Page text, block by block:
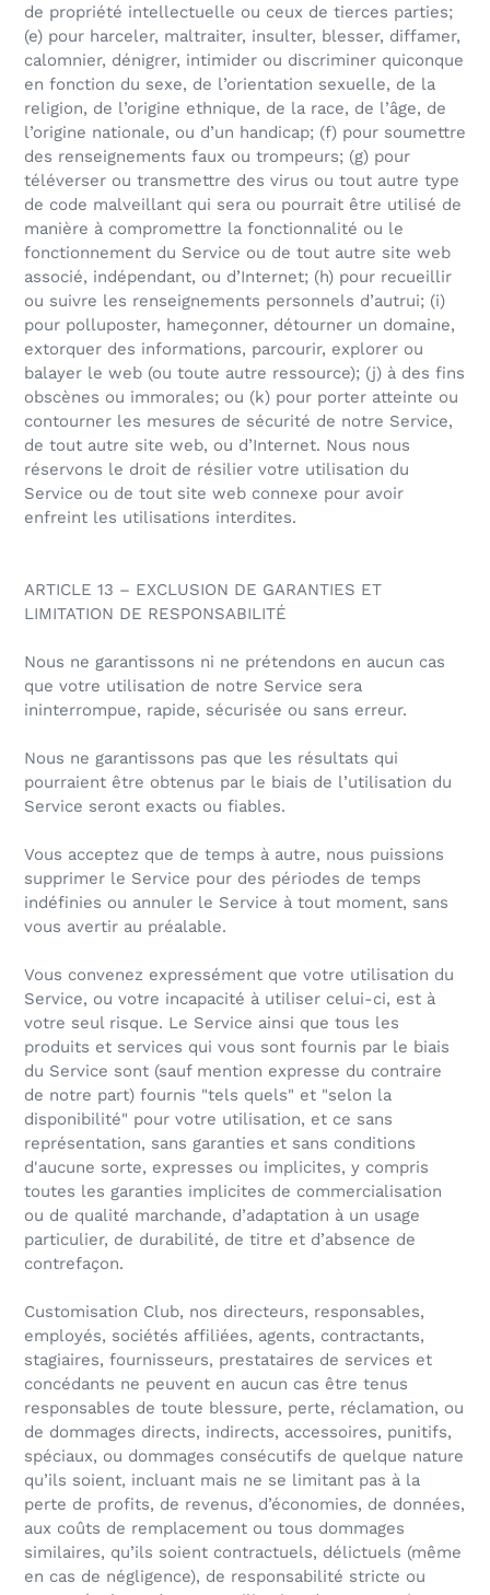
de propriété intellectuelle ou ceux de tierces parties;
(e) pour harceler, maltraiter, insulter, blesser, diffamer,
calomnier, dénigrer, intimider ou discriminer quiconque
en fonction du sexe, de l’orientation sexuelle, de la
religion, de l’origine ethnique, de la race, de l’âge, de
l’origine nationale, ou d’un handicap; (f) pour soumettre
des renseignements faux ou trompeurs; (g) pour
téléverser ou transmettre des virus ou tout autre type
de code malveillant qui sera ou pourrait être utilisé de
manière à compromettre la fonctionnalité ou le
fonctionnement du Service ou de tout autre site web
associé, indépendant, ou d’Internet; (h) pour recueillir
ou suivre les renseignements personnels d’autrui; (i)
pour polluposter, hameçonner, détourner un domaine,
extorquer des informations, parcourir, explorer ou
balayer le web (ou toute autre ressource); (j) à des fins
obscènes ou immorales; ou (k) pour porter atteinte ou
contourner les mesures de sécurité de notre Service,
de tout autre site web, ou d’Internet. Nous nous
réservons le droit de résilier votre utilisation du
Service ou de tout site web connexe pour avoir
enfreint les utilisations interdites.
ARTICLE 13 – EXCLUSION DE GARANTIES ET
LIMITATION DE RESPONSABILITÉ
Nous ne garantissons ni ne prétendons en aucun cas
que votre utilisation de notre Service sera
ininterrompue, rapide, sécurisée ou sans erreur.
Nous ne garantissons pas que les résultats qui
pourraient être obtenus par le biais de l’utilisation du
Service seront exacts ou fiables.
Vous acceptez que de temps à autre, nous puissions
supprimer le Service pour des périodes de temps
indéfinies ou annuler le Service à tout moment, sans
vous avertir au préalable.
Vous convenez expressément que votre utilisation du
Service, ou votre incapacité à utiliser celui-ci, est à
votre seul risque. Le Service ainsi que tous les
produits et services qui vous sont fournis par le biais
du Service sont (sauf mention expresse du contraire
de notre part) fournis "tels quels" et "selon la
disponibilité" pour votre utilisation, et ce sans
représentation, sans garanties et sans conditions
d'aucune sorte, expresses ou implicites, y compris
toutes les garanties implicites de commercialisation
ou de qualité marchande, d’adaptation à un usage
particulier, de durabilité, de titre et d’absence de
contrefaçon.
Customisation Club, nos directeurs, responsables,
employés, sociétés affiliées, agents, contractants,
stagiaires, fournisseurs, prestataires de services et
concédants ne peuvent en aucun cas être tenus
responsables de toute blessure, perte, réclamation, ou
de dommages directs, indirects, accessoires, punitifs,
spéciaux, ou dommages consécutifs de quelque nature
qu’ils soient, incluant mais ne se limitant pas à la
perte de profits, de revenus, d’économies, de données,
aux coûts de remplacement ou tous dommages
similaires, qu’ils soient contractuels, délictuels (même
en cas de négligence), de responsabilité stricte ou